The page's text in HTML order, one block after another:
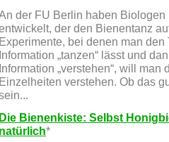
der FU Berlin haben
der den Bienentanz
Experimente, bei denen man
Information „tanzen“ lässt und
Information „verstehen“, will
Einzelheiten verstehen. Ob das
Die Bienenkiste: Selbst
natürlich*